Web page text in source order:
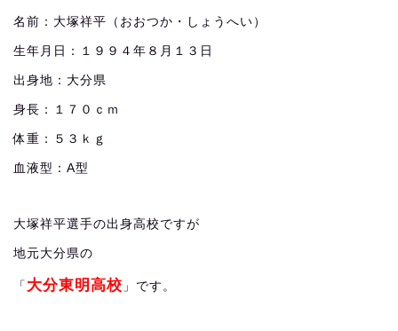
名前：大塚祥平（おおつか・しょうへい）
生年月日：１９９４年８月１３日
出身地：大分県
身長：１７０ｃｍ
体重：５３ｋｇ
血液型：A型
大塚祥平選手の出身高校ですが
地元大分県の
「 大分東明高校 」です。